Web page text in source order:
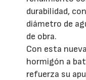
durabilidad,
diámetro de
de obra.
Con esta
hormigón a
refuerza su